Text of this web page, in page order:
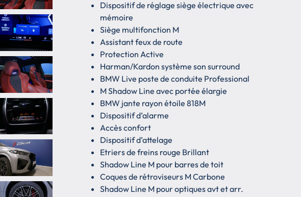
Dispositif de réglage siège électrique avec
mémoire
Siège multifonction M
Assistant feux de route
Protection Active
Harman/Kardon système son surround
BMW Live poste de conduite Professional
M Shadow Line avec portée élargie
BMW jante rayon étoile 818M
Dispositif d’alarme
Accès confort
Dispositif d’attelage
Etriers de freins rouge Brillant
Shadow Line M pour barres de toit
Coques de rétroviseurs M Carbone
Shadow Line M pour optiques avt et arr.